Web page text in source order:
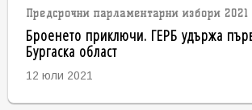
Предсрочни парламентарни избори 2021
Броенето приключи. ГЕРБ удържа
Бургаска област
12 юли 2021